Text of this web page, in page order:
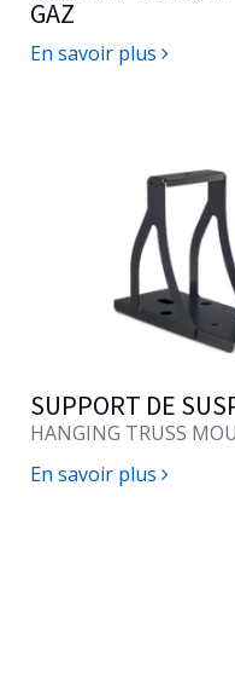
GAZ
En savoir plus
SUPPORT DE
HANGING TRUSS
En savoir plus